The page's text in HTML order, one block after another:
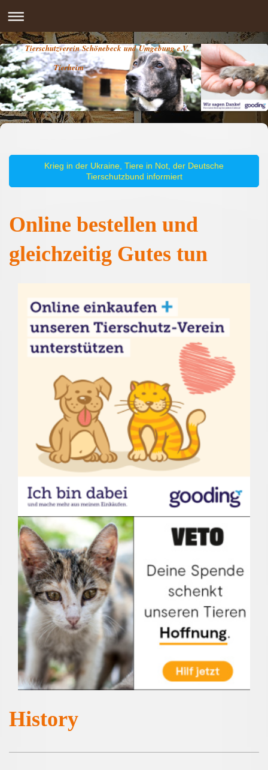
Tierschutzverein Schönebeck und Umgebung e.V.
Tierheim
Krieg in der Ukraine, Tiere in Not, der Deutsche
Tierschutzbund informiert
Online bestellen und
gleichzeitig Gutes tun
History